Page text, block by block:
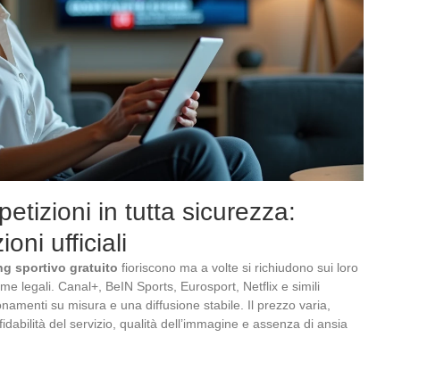
in tutta sicurezza:
ufficiali
sportivo gratuito fioriscono ma a volte si richiudono sui loro
legali. Canal+, BeIN Sports, Eurosport, Netflix e simili
su misura e una diffusione stabile. Il prezzo varia,
del servizio, qualità dell’immagine e assenza di ansia